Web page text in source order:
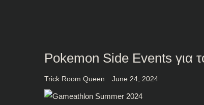
Pokemon Side Events για
Trick Room Queen June 24, 2024